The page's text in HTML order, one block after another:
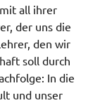
all ihrer
der uns die
den wir
soll durch
In die
und unser